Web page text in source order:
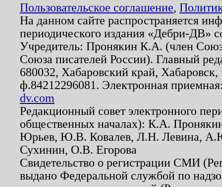
Пользовательское соглашение,
На данном сайте распространяется
периодического издания «Дебри-ДВ»
Учредитель: Пронякин К.А. (член
Союза писателей России). Главный
680032, Хабаровский край,
ф.84212296081. Электронная
dv.com
Редакционный совет электронного
общественных началах): К.А.
Юрьев, Ю.В. Ковалев, Л.Н. Левина,
Сухинин, О.В. Егорова
Свидетельство о регистрации СМИ
выдано Федеральной службой по